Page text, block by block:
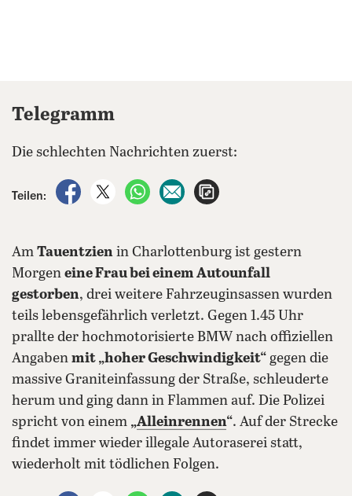
Telegramm
Die schlechten Nachrichten zuerst:
Teilen:
auf Facebook teilen
auf X teilenper WhatsApp teilen
per E-Mail teilen
Am Tauentzien in Charlottenburg ist gestern
Morgen eine Frau bei einem Autounfall
gestorben, drei weitere Fahrzeuginsassen wurden
teils lebensgefährlich verletzt. Gegen 1.45 Uhr
prallte der hochmotorisierte BMW nach offiziellen
Angaben mit „hoher Geschwindigkeit“ gegen die
massive Graniteinfassung der Straße, schleuderte
herum und ging dann in Flammen auf. Die Polizei
spricht von einem „Alleinrennen“. Auf der Strecke
findet immer wieder illegale Autoraserei statt,
wiederholt mit tödlichen Folgen.